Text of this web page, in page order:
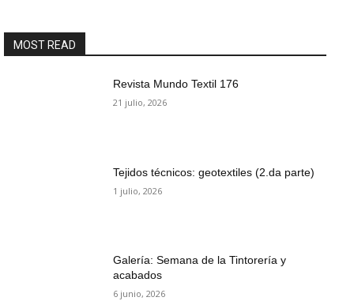
MOST READ
Revista Mundo Textil 176
21 julio, 2026
Tejidos técnicos: geotextiles (2.da parte)
1 julio, 2026
Galería: Semana de la Tintorería y
acabados
6 junio, 2026